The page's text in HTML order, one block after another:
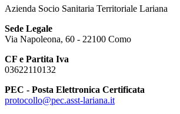
Azienda Socio Sanitaria Territoriale Lariana
Sede Legale
Via Napoleona, 60 - 22100 Como
CF e Partita Iva
03622110132
PEC - Posta Elettronica Certificata
protocollo@pec.asst-lariana.it